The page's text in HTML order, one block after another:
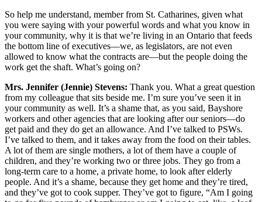
So help me understand, member from St. Catharines, given what
you were saying with your powerful words and what you know in
your community, why it is that we’re living in an Ontario that feeds
the bottom line of executives—we, as legislators, are not even
allowed to know what the contracts are—but the people doing the
work get the shaft. What’s going on?
Mrs. Jennifer (Jennie) Stevens: Thank you. What a great question
from my colleague that sits beside me. I’m sure you’ve seen it in
your community as well. It’s a shame that, as you said, Bayshore
workers and other agencies that are looking after our seniors—do
get paid and they do get an allowance. And I’ve talked to PSWs.
I’ve talked to them, and it takes away from the food on their tables.
A lot of them are single mothers, a lot of them have a couple of
children, and they’re working two or three jobs. They go from a
long-term care to a home, a private home, to look after elderly
people. And it’s a shame, because they get home and they’re tired,
and they’ve got to cook supper. They’ve got to figure, “Am I going